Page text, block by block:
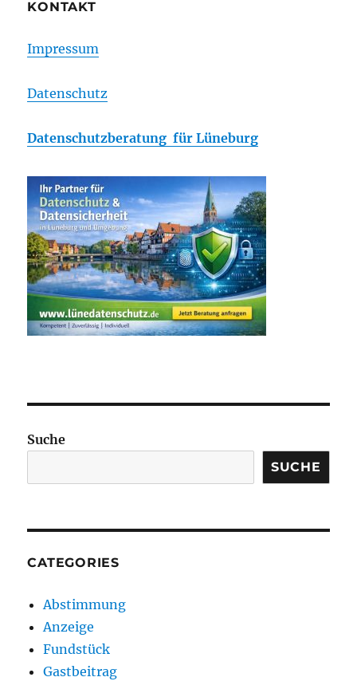
KONTAKT
Impressum
Datenschutz
Datenschutzberatung für Lüneburg
Suche
SUCHE
CATEGORIES
Abstimmung
Anzeige
Fundstück
Gastbeitrag